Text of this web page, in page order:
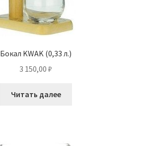
Бокал KWAK (0,33 л.)
3 150,00 ₽
Читать далее